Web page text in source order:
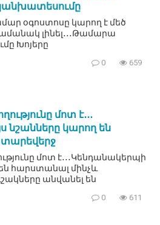
օգոստոսը կարող է մեծ
լինել․․․Թամարա
Խոյերը
0 659
մոտ է․․․
նշանները կարող են
մոտ է․․․Կենդանակերպի
հարստանալ մինչև
անվանել են
0 611